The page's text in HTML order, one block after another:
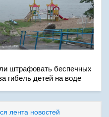
штрафовать беспечных
гибель детей на воде
лента новостей